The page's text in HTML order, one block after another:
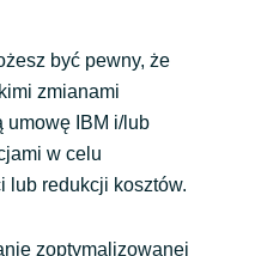
być pewny, że
zmianami
umowę IBM i/lub
w celu
lub redukcji kosztów.
zoptymalizowanej